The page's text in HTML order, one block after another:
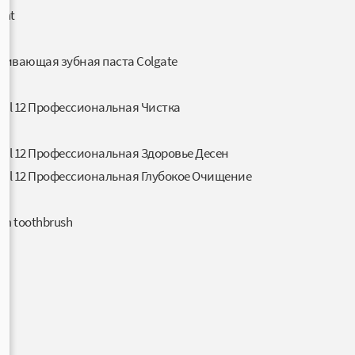
зубная паста Colgate
12 Профессиональная Чистка
12 Профессиональная Здоровье Десен
12 Профессиональная Глубокое Очищение
toothbrush